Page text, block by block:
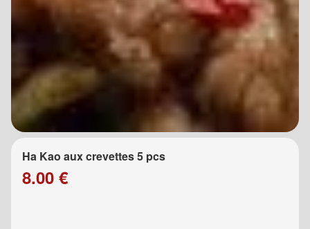
Ha Kao aux crevettes 5 pcs
8.00 €